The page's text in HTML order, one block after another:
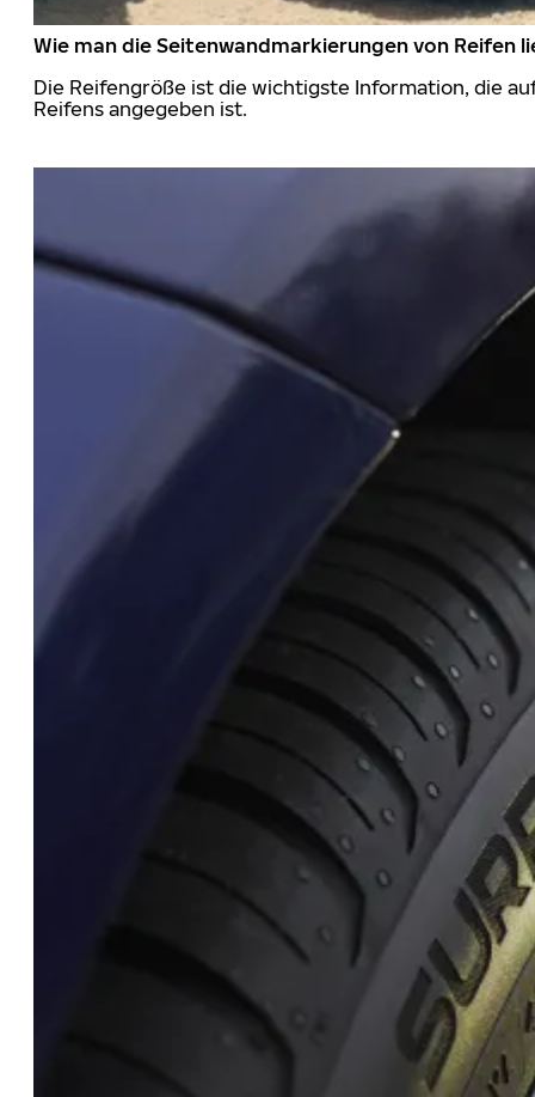
Wie man die Seitenwandmarkierungen von Reifen
Die Reifengröße ist die wichtigste Information, die
Reifens angegeben ist.